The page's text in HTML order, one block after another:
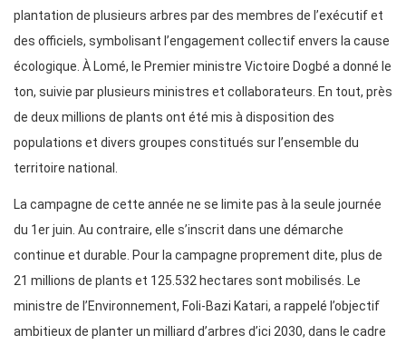
plantation de plusieurs arbres par des membres de l’exécutif et
des officiels, symbolisant l’engagement collectif envers la cause
écologique. À Lomé, le Premier ministre Victoire Dogbé a donné le
ton, suivie par plusieurs ministres et collaborateurs. En tout, près
de deux millions de plants ont été mis à disposition des
populations et divers groupes constitués sur l’ensemble du
territoire national.
La campagne de cette année ne se limite pas à la seule journée
du 1er juin. Au contraire, elle s’inscrit dans une démarche
continue et durable. Pour la campagne proprement dite, plus de
21 millions de plants et 125.532 hectares sont mobilisés. Le
ministre de l’Environnement, Foli-Bazi Katari, a rappelé l’objectif
ambitieux de planter un milliard d’arbres d’ici 2030, dans le cadre